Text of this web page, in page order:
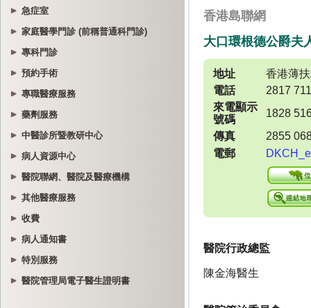
急症室
家庭醫學門診 (前稱普通科門診)
專科門診
預約手術
專職醫療服務
藥劑服務
中醫診所暨教研中心
病人資源中心
醫院聯網、醫院及醫療機構
其他醫療服務
收費
病人通知書
特別服務
醫院管理局電子醫生證明書